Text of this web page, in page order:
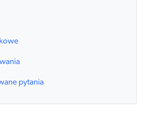
pytania